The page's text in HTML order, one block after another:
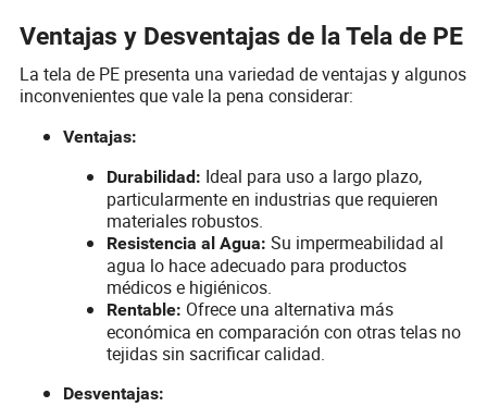
Ventajas y Desventajas de la Tela de PE
La tela de PE presenta una variedad de ventajas y algunos
inconvenientes que vale la pena considerar:
Ventajas:
Durabilidad: Ideal para uso a largo plazo,
particularmente en industrias que requieren
materiales robustos.
Resistencia al Agua: Su impermeabilidad al
agua lo hace adecuado para productos
médicos e higiénicos.
Rentable: Ofrece una alternativa más
económica en comparación con otras telas no
tejidas sin sacrificar calidad.
Desventajas: